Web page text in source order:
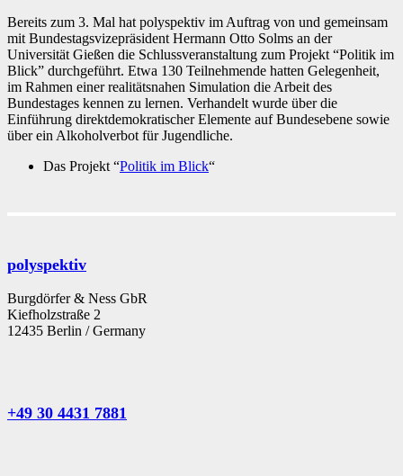
Bereits zum 3. Mal hat polyspektiv im Auftrag von und gemeinsam
mit Bundestagsvizepräsident Hermann Otto Solms an der
Universität Gießen die Schlussveranstaltung zum Projekt “Politik im
Blick” durchgeführt. Etwa 130 Teilnehmende hatten Gelegenheit,
im Rahmen einer realitätsnahen Simulation die Arbeit des
Bundestages kennen zu lernen. Verhandelt wurde über die
Einführung direktdemokratischer Elemente auf Bundesebene sowie
über ein Alkoholverbot für Jugendliche.
Das Projekt “Politik im Blick“
polyspektiv
Burgdörfer & Ness GbR
Kiefholzstraße 2
12435 Berlin / Germany
+49 30 4431 7881